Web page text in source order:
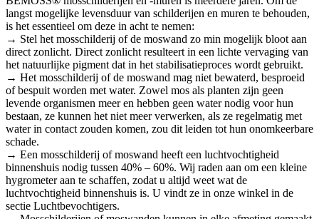
langst mogelijke levensduur van schilderijen en muren te behouden,
is het essentieel om deze in acht te nemen:
→ Stel het mosschilderij of de moswand zo min mogelijk bloot aan
direct zonlicht. Direct zonlicht resulteert in een lichte vervaging van
het natuurlijke pigment dat in het stabilisatieproces wordt gebruikt.
→ Het mosschilderij of de moswand mag niet bewaterd, besproeid
of bespuit worden met water. Zowel mos als planten zijn geen
levende organismen meer en hebben geen water nodig voor hun
bestaan, ze kunnen het niet meer verwerken, als ze regelmatig met
water in contact zouden komen, zou dit leiden tot hun onomkeerbare
schade.
→ Een mosschilderij of moswand heeft een luchtvochtigheid
binnenshuis nodig tussen 40% – 60%. Wij raden aan om een kleine
hygrometer aan te schaffen, zodat u altijd weet wat de
luchtvochtigheid binnenshuis is. U vindt ze in onze winkel in de
sectie Luchtbevochtigers.